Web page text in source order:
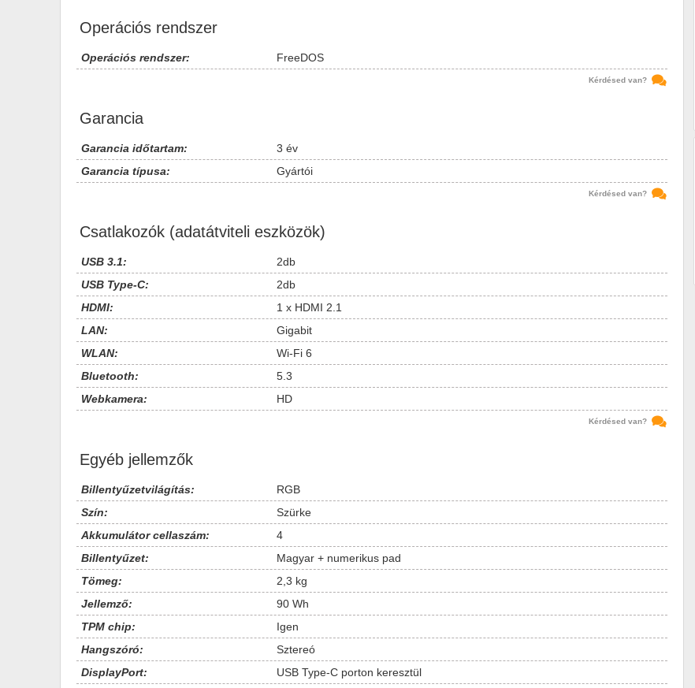
Operációs rendszer
Operációs rendszer: FreeDOS
Kérdésed van?
Garancia
Garancia időtartam:
3 év
Garancia típusa:
Gyártói
Kérdésed van?
Csatlakozók (adatátviteli eszközök)
USB 3.1:
2db
USB Type-C:
2db
HDMI:
1 x HDMI 2.1
LAN:
Gigabit
WLAN:
Wi-Fi 6
Bluetooth:
5.3
Webkamera:
HD
Kérdésed van?
Egyéb jellemzők
Billentyűzetvilágítás:
RGB
Szín:
Szürke
Akkumulátor cellaszám:
4
Billentyűzet:
Magyar + numerikus pad
Tömeg:
2,3 kg
Jellemző:
90 Wh
TPM chip:
Igen
Hangszóró:
Sztereó
DisplayPort:
USB Type-C porton keresztül